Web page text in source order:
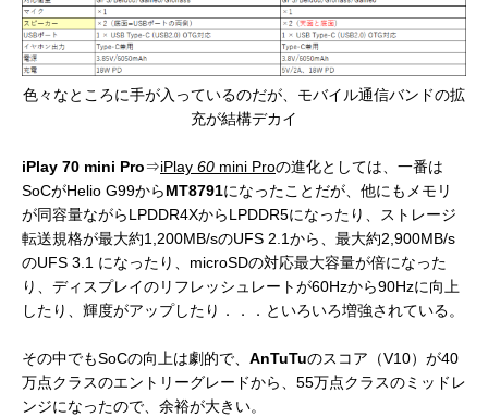
色々なところに手が入っているのだが、モバイル通信バンドの拡
充が結構デカイ
iPlay 70 mini Pro⇒iPlay 60 mini Proの進化としては、一番は
SoCがHelio G99からMT8791になったことだが、他にもメモリ
が同容量ながらLPDDR4XからLPDDR5になったり、ストレージ
転送規格が最大約1,200MB/sのUFS 2.1から、最大約2,900MB/s
のUFS 3.1 になったり、microSDの対応最大容量が倍になった
り、ディスプレイのリフレッシュレートが60Hzから90Hzに向上
したり、輝度がアップしたり．．．といろいろ増強されている。
その中でもSoCの向上は劇的で、 AnTuTuのスコア（V10）が40
万点クラスのエントリーグレードから、55万点クラスのミッドレ
ンジになったので、余裕が大きい。